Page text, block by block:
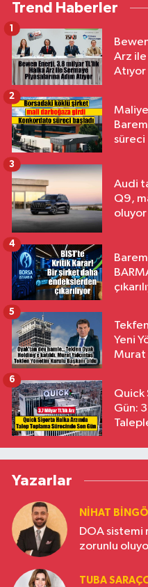
Trend Haberler
Arz ile
Atıyor
1
süreci
2
Audi
Q9,
oluyor
3
4
Yeni
Murat
5
Quick
Gün:
6
Yazarlar
NIHAT
DOA
zorunlu
TUBA